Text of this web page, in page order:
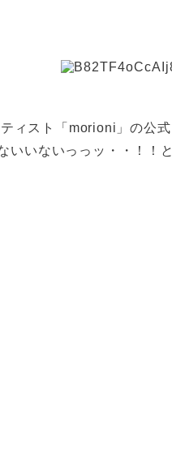
ィスト「morioni」の公
いいないっっッ・・！！